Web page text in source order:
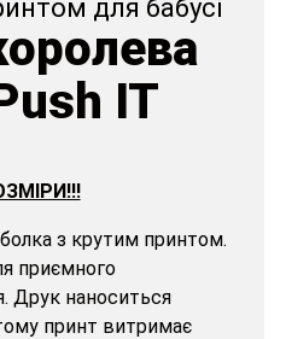
для бабусі
IT
з крутим принтом.
приємного
Друк наноситься
принт витримає